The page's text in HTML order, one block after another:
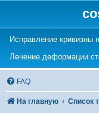
Исправление кривизны
Лечение деформации
FAQ
На главную Список